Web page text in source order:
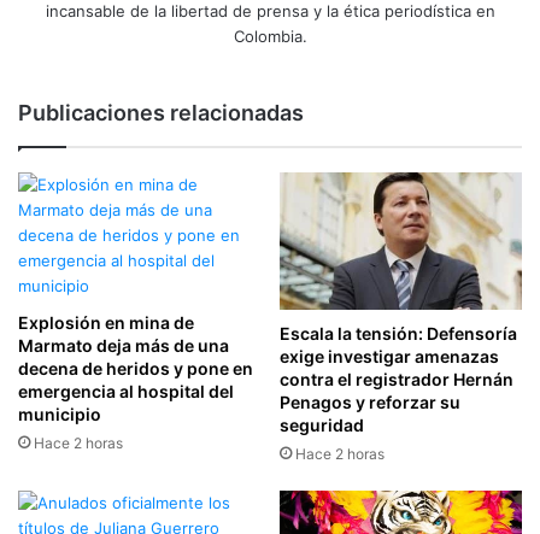
incansable de la libertad de prensa y la ética periodística en
Colombia.
Publicaciones relacionadas
Explosión en mina de
Marmato deja más de una
decena de heridos y pone en
emergencia al hospital del
municipio
Hace 2 horas
Escala la tensión: Defensoría
exige investigar amenazas
contra el registrador Hernán
Penagos y reforzar su
seguridad
Hace 2 horas